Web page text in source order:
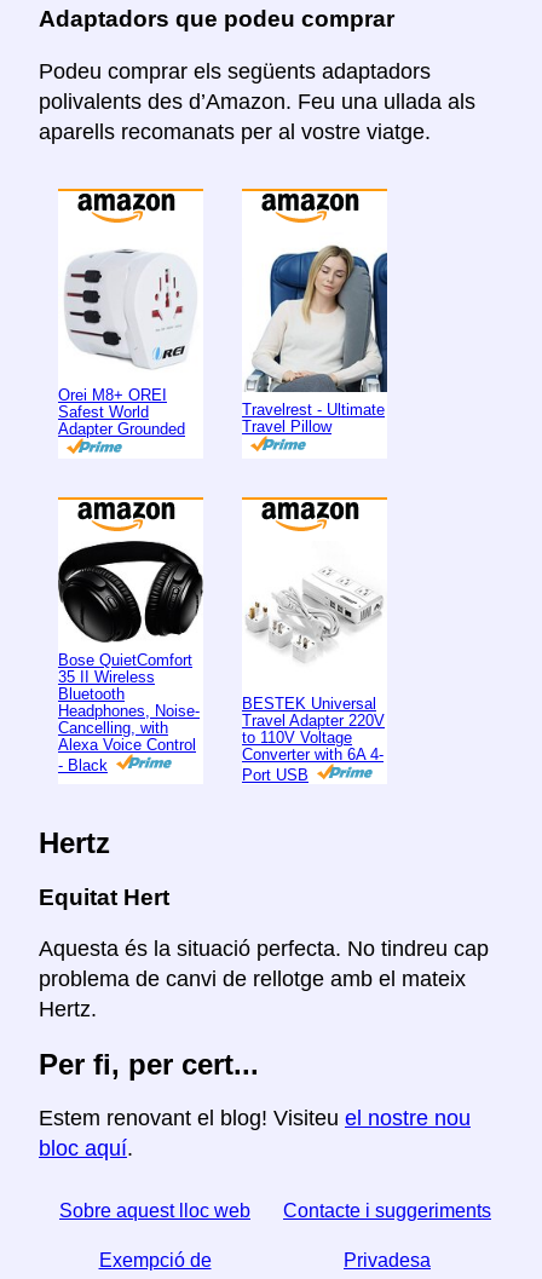
Adaptadors que podeu comprar
Podeu comprar els següents adaptadors
polivalents des d’Amazon. Feu una ullada als
aparells recomanats per al vostre viatge.
Orei M8+ OREI
Safest World
Adapter Grounded
Travelrest - Ultimate
Travel Pillow
Bose QuietComfort
35 II Wireless
Bluetooth
Headphones, Noise-
Cancelling, with
Alexa Voice Control
- Black
BESTEK Universal
Travel Adapter 220V
to 110V Voltage
Converter with 6A 4-
Port USB
Hertz
Equitat Hert
Aquesta és la situació perfecta. No tindreu cap
problema de canvi de rellotge amb el mateix
Hertz.
Per fi, per cert...
Estem renovant el blog! Visiteu el nostre nou
bloc aquí.
Sobre aquest lloc web Contacte i suggeriments
Exempció de Privadesa